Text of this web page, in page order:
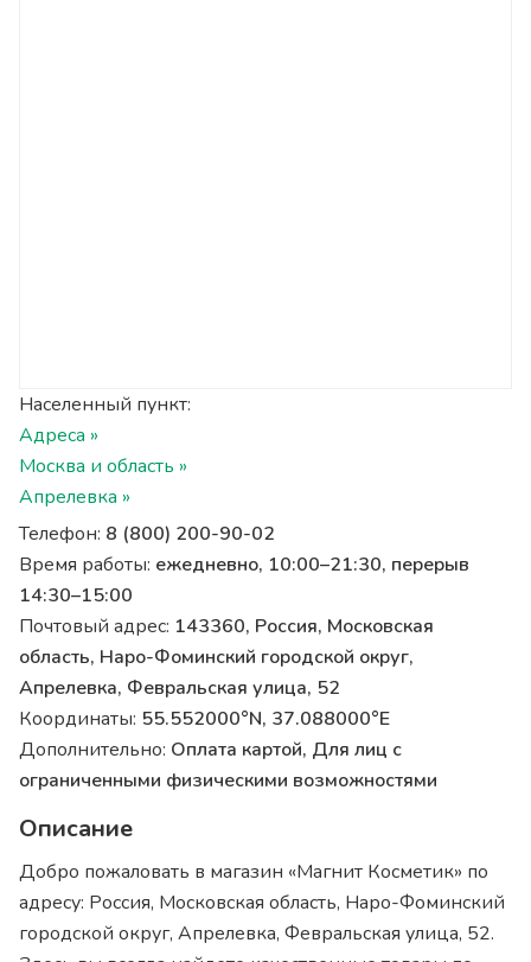
Населенный пункт:
Адреса »
Москва и область »
Апрелевка »
Телефон: 8 (800) 200-90-02
Время работы: ежедневно, 10:00–21:30, перерыв
14:30–15:00
Почтовый адрес: 143360, Россия, Московская
область, Наро-Фоминский городской округ,
Апрелевка, Февральская улица, 52
Координаты: 55.552000°N, 37.088000°E
Дополнительно: Оплата картой, Для лиц с
ограниченными физическими возможностями
Описание
Добро пожаловать в магазин «Магнит Косметик» по
адресу: Россия, Московская область, Наро-Фоминский
городской округ, Апрелевка, Февральская улица, 52.